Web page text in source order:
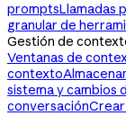
promptsLlamadas
granular de
Gestión de
Ventanas de
contexto
sistema y cambios
conversación